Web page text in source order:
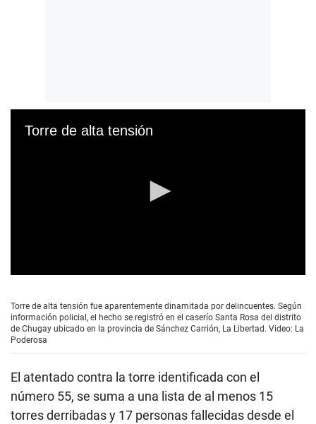
Torre de alta tensión
e
c
o
n
o
f
1
5
s
Torre de alta tensión fue aparentemente dinamitada por delincuentes. Según
información policial, el hecho se registró en el caserío Santa Rosa del distrito
de Chugay ubicado en la provincia de Sánchez Carrión, La Libertad. Video: La
Poderosa
El atentado contra la torre identificada con el
número 55, se suma a una lista de al menos 15
torres derribadas y 17 personas fallecidas desde el